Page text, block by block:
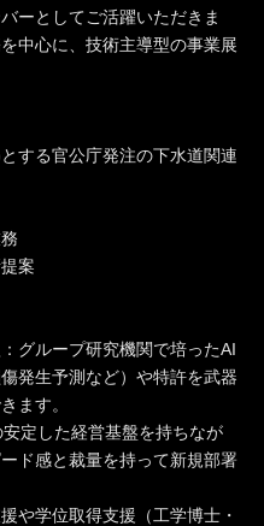
ーとしてご活躍いただきま
中心に、技術主導型の事業展
する官公庁発注の下水道関連
案
グループ研究機関で培ったAI
発生予測など）や特許を武器
ます。
定した経営基盤を持ちなが
ド感と裁量を持って新規部署
や学位取得支援（工学博士・